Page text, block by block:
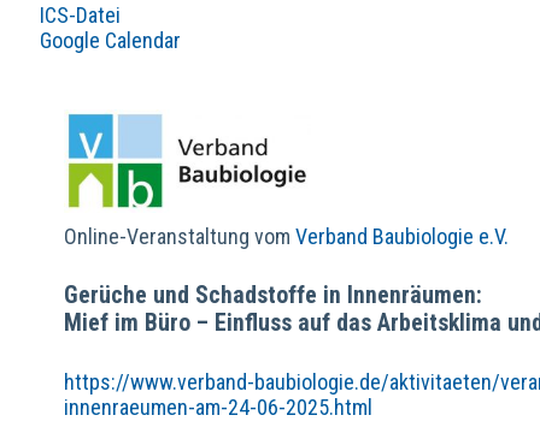
ICS-Datei
Google Calendar
Online-Veranstaltung vom Verband Baubiologie e.V.
Gerüche und Schadstoffe in Innenräumen:
Mief im Büro – Einfluss auf das Arbeitsklima
https://www.verband-baubiologie.de/aktivitaeten/
innenraeumen-am-24-06-2025.html